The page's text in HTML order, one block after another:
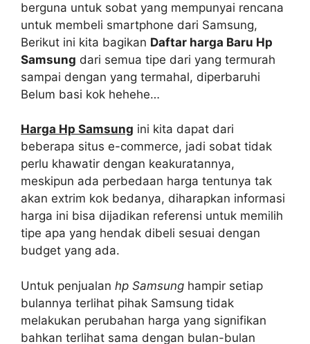
berguna untuk sobat yang mempunyai rencana
untuk membeli smartphone dari Samsung,
Berikut ini kita bagikan Daftar harga Baru Hp
Samsung dari semua tipe dari yang termurah
sampai dengan yang termahal, diperbaruhi
Belum basi kok hehehe…
Harga Hp Samsung ini kita dapat dari
beberapa situs e-commerce, jadi sobat tidak
perlu khawatir dengan keakuratannya,
meskipun ada perbedaan harga tentunya tak
akan extrim kok bedanya, diharapkan informasi
harga ini bisa dijadikan referensi untuk memilih
tipe apa yang hendak dibeli sesuai dengan
budget yang ada.
Untuk penjualan hp Samsung hampir setiap
bulannya terlihat pihak Samsung tidak
melakukan perubahan harga yang signifikan
bahkan terlihat sama dengan bulan-bulan